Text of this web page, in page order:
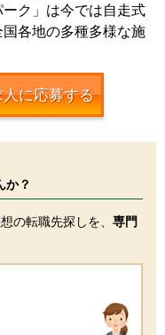
ク」は今では自走式
各地の多種多様な施
に応募する
か？
の転職先探しを、 専門